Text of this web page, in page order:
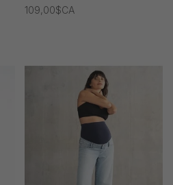
109,00$CA